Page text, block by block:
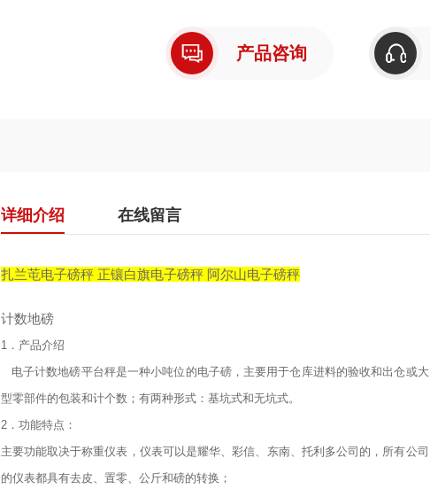
产品咨询
详细介绍 在线留言
扎兰芚电子磅秤 正镶白旗电子磅秤 阿尔山电子磅秤
计数地磅
1．产品介绍
电子计数地磅平台秤是一种小吨位的电子磅，主要用于仓库进料的验收和出仓或大
型零部件的包装和计个数；有两种形式：基坑式和无坑式。
2．功能特点：
主要功能取决于称重仪表，仪表可以是耀华、彩信、东南、托利多公司的，所有公司
的仪表都具有去皮、置零、公斤和磅的转换；